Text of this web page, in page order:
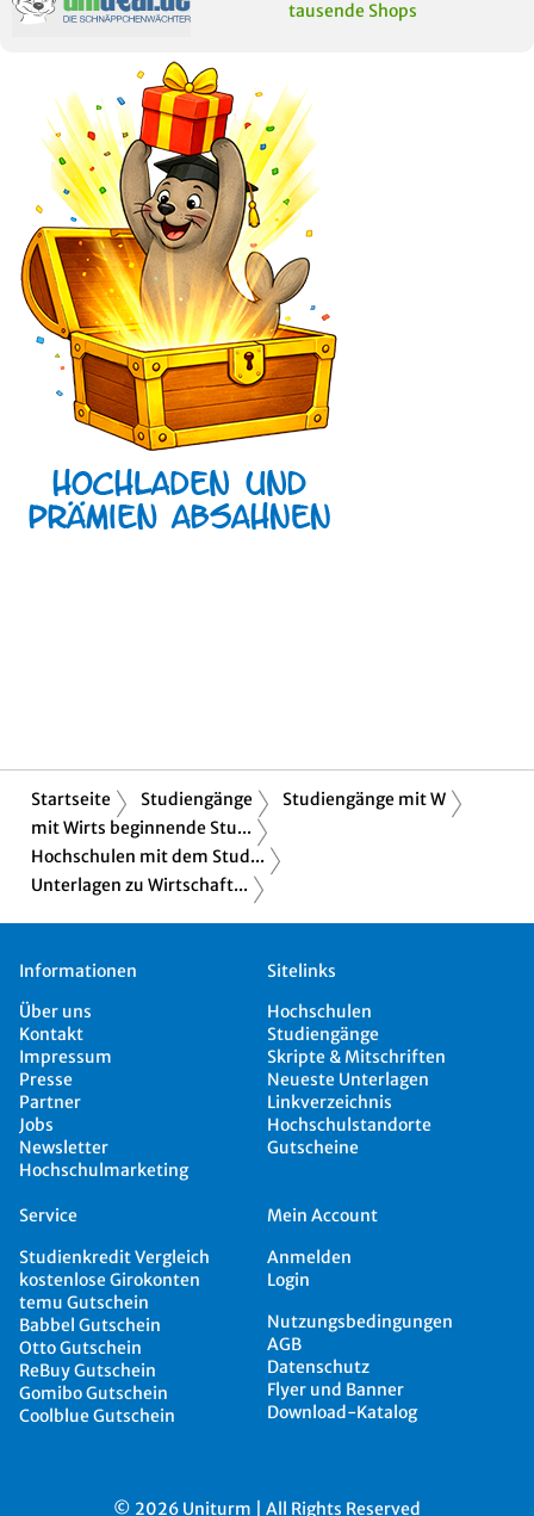
tausende Shops
Startseite Studiengänge
Studiengänge mit W
mit Wirts beginnende Stu...
Hochschulen mit dem Stud...
Unterlagen zu Wirtschaft...
Informationen
Über uns
Kontakt
Impressum
Presse
Partner
Jobs
Newsletter
Hochschulmarketing
Sitelinks
Hochschulen
Studiengänge
Skripte & Mitschriften
Neueste Unterlagen
Linkverzeichnis
Hochschulstandorte
Gutscheine
Service
Studienkredit Vergleich
kostenlose Girokonten
temu Gutschein
Babbel Gutschein
Otto Gutschein
ReBuy Gutschein
Gomibo Gutschein
Coolblue Gutschein
Mein Account
Anmelden
Login
Nutzungsbedingungen
AGB
Datenschutz
Flyer und Banner
Download-Katalog
© 2026 Uniturm | All Rights Reserved